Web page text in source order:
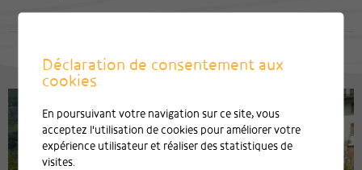
Déclaration de consentement aux
cookies
En poursuivant votre navigation sur ce site, vous
acceptez l'utilisation de cookies pour améliorer votre
expérience utilisateur et réaliser des statistiques de
visites.